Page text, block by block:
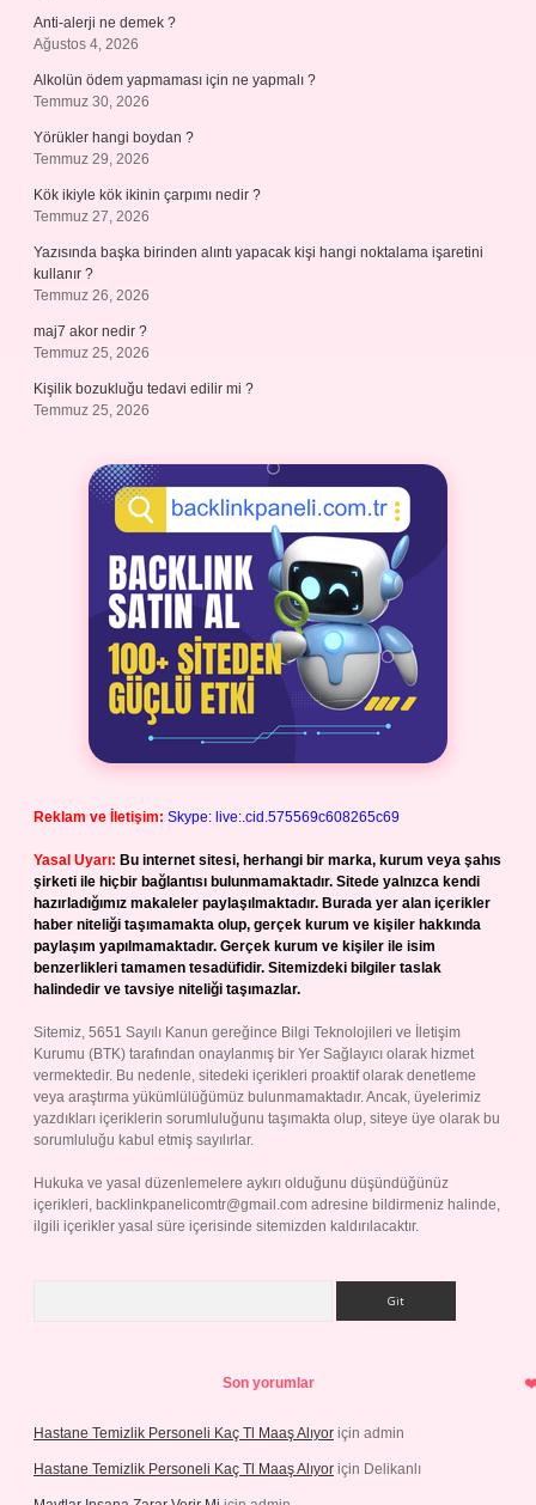
Anti-alerji ne demek ?
Ağustos 4, 2026
Alkolün ödem yapmaması için ne yapmalı ?
Temmuz 30, 2026
Yörükler hangi boydan ?
Temmuz 29, 2026
Kök ikiyle kök ikinin çarpımı nedir ?
Temmuz 27, 2026
Yazısında başka birinden alıntı yapacak kişi hangi noktalama işaretini
kullanır ?
Temmuz 26, 2026
maj7 akor nedir ?
Temmuz 25, 2026
Kişilik bozukluğu tedavi edilir mi ?
Temmuz 25, 2026
Reklam ve İletişim: Skype: live:.cid.575569c608265c69
Yasal Uyarı: Bu internet sitesi, herhangi bir marka, kurum veya şahıs
şirketi ile hiçbir bağlantısı bulunmamaktadır. Sitede yalnızca kendi
hazırladığımız makaleler paylaşılmaktadır. Burada yer alan içerikler
haber niteliği taşımamakta olup, gerçek kurum ve kişiler hakkında
paylaşım yapılmamaktadır. Gerçek kurum ve kişiler ile isim
benzerlikleri tamamen tesadüfidir. Sitemizdeki bilgiler taslak
halindedir ve tavsiye niteliği taşımazlar.
Sitemiz, 5651 Sayılı Kanun gereğince Bilgi Teknolojileri ve İletişim
Kurumu (BTK) tarafından onaylanmış bir Yer Sağlayıcı olarak hizmet
vermektedir. Bu nedenle, sitedeki içerikleri proaktif olarak denetleme
veya araştırma yükümlülüğümüz bulunmamaktadır. Ancak, üyelerimiz
yazdıkları içeriklerin sorumluluğunu taşımakta olup, siteye üye olarak bu
sorumluluğu kabul etmiş sayılırlar.
Hukuka ve yasal düzenlemelere aykırı olduğunu düşündüğünüz
içerikleri, backlinkpanelicomtr@gmail.com adresine bildirmeniz halinde,
ilgili içerikler yasal süre içerisinde sitemizden kaldırılacaktır.
Son yorumlar
Hastane Temizlik Personeli Kaç Tl Maaş Alıyor için admin
Hastane Temizlik Personeli Kaç Tl Maaş Alıyor için Delikanlı